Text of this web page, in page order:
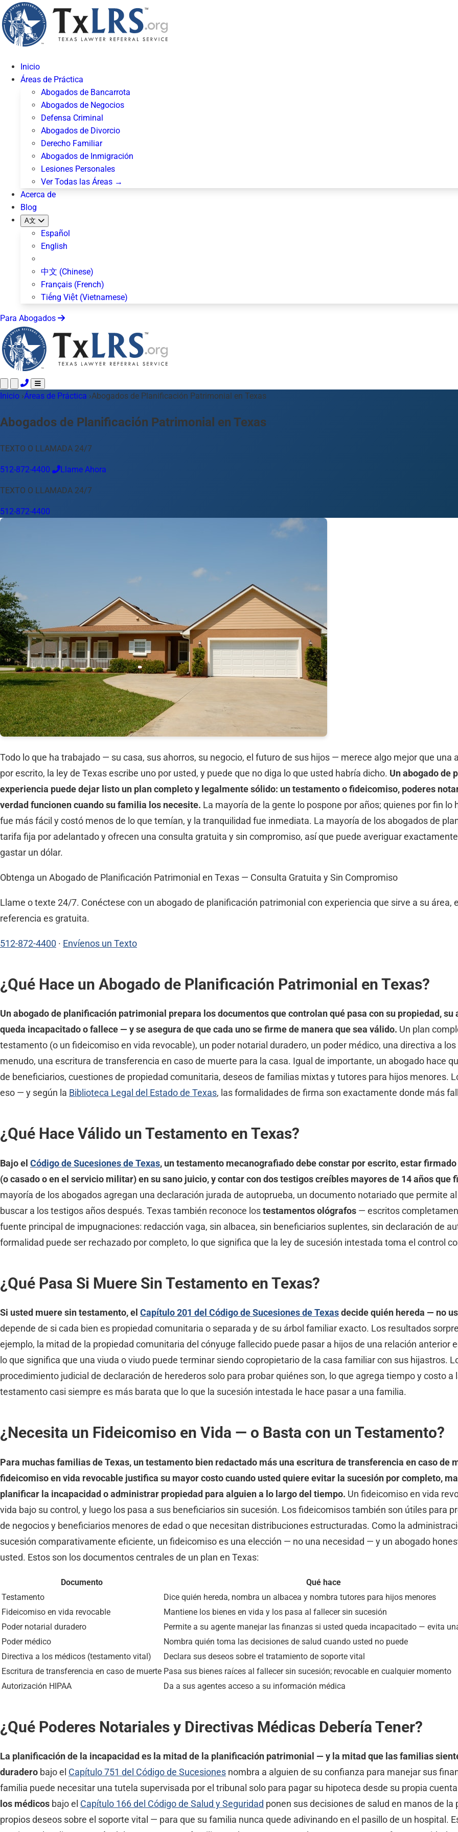
Inicio
Áreas de Práctica
Abogados de Bancarrota
Abogados de Negocios
Defensa Criminal
Abogados de Divorcio
Derecho Familiar
Abogados de Inmigración
Lesiones Personales
Ver Todas las Áreas →
Acerca de
Blog
A文
Español
English
中文 (Chinese)
Français (French)
Tiếng Việt (Vietnamese)
Para Abogados
Llame 24/7 · 512-872-4400 Envíe un Texto
Áreas de PrácticaMás de 50 temas
Acerca de Nosotros
Français
Su Ubicación
Dallas
Inicio ›Áreas de Práctica ›Abogados de Planificación Patrimonial en Texas
Abogados de Planificación Patrimonial en Texas
TEXTO O LLAMADA 24/7
512-872-4400 Llame Ahora
TEXTO O LLAMADA 24/7
512-872-4400
Todo lo que ha trabajado — su casa, sus ahorros, su negocio, el futuro de sus hijos — merece algo mejor que una
por escrito, la ley de Texas escribe uno por usted, y puede que no diga lo que usted habría dicho. Un abogado de
experiencia puede dejar listo un plan completo y legalmente sólido: un testamento o fideicomiso, poderes
verdad funcionen cuando su familia los necesite. La mayoría de la gente lo pospone por años; quienes por fin
fue más fácil y costó menos de lo que temían, y la tranquilidad fue inmediata. La mayoría de los abogados de
tarifa fija por adelantado y ofrecen una consulta gratuita y sin compromiso, así que puede averiguar
gastar un dólar.
Obtenga un Abogado de Planificación Patrimonial en Texas — Consulta Gratuita y Sin Compromiso
Llame o texte 24/7. Conéctese con un abogado de planificación patrimonial con experiencia que sirve a su área,
referencia es gratuita.
512-872-4400 · Envíenos un Texto
¿Qué Hace un Abogado de Planificación Patrimonial en Texas?
Un abogado de planificación patrimonial prepara los documentos que controlan qué pasa con su propiedad,
queda incapacitado o fallece — y se asegura de que cada uno se firme de manera que sea válido. Un plan
testamento (o un fideicomiso en vida revocable), un poder notarial duradero, un poder médico, una directiva a
menudo, una escritura de transferencia en caso de muerte para la casa. Igual de importante, un abogado hace
de beneficiarios, cuestiones de propiedad comunitaria, deseos de familias mixtas y tutores para hijos menores.
eso — y según la Biblioteca Legal del Estado de Texas, las formalidades de firma son exactamente donde más
¿Qué Hace Válido un Testamento en Texas?
Bajo el Código de Sucesiones de Texas, un testamento mecanografiado debe constar por escrito, estar
(o casado o en el servicio militar) en su sano juicio, y contar con dos testigos creíbles mayores de 14 años que
mayoría de los abogados agregan una declaración jurada de autoprueba, un documento notariado que permite
buscar a los testigos años después. Texas también reconoce lostestamentos ológrafos — escritos
fuente principal de impugnaciones: redacción vaga, sin albacea, sin beneficiarios suplentes, sin declaración de
formalidad puede ser rechazado por completo, lo que significa que la ley de sucesión intestada toma el control
¿Qué Pasa Si Muere Sin Testamento en Texas?
Si usted muere sin testamento, el Capítulo 201 del Código de Sucesiones de Texasdecide quién hereda — no
depende de si cada bien es propiedad comunitaria o separada y de su árbol familiar exacto. Los resultados
ejemplo, la mitad de la propiedad comunitaria del cónyuge fallecido puede pasar a hijos de una relación anterior
lo que significa que una viuda o viudo puede terminar siendo copropietario de la casa familiar con sus hijastros.
procedimiento judicial de declaración de herederos solo para probar quiénes son, lo que agrega tiempo y costo a
testamento casi siempre es más barata que lo que la sucesión intestada le hace pasar a una familia.
¿Necesita un Fideicomiso en Vida — o Basta con un Testamento?
Para muchas familias de Texas, un testamento bien redactado más una escritura de transferencia en caso de
fideicomiso en vida revocable justifica su mayor costo cuando usted quiere evitar la sucesión por completo,
planificar la incapacidad o administrar propiedad para alguien a lo largo del tiempo. Un fideicomiso en vida
vida bajo su control, y luego los pasa a sus beneficiarios sin sucesión. Los fideicomisos también son útiles para
de negocios y beneficiarios menores de edad o que necesitan distribuciones estructuradas. Como la
sucesión comparativamente eficiente, un fideicomiso es una elección — no una necesidad — y un abogado
usted. Estos son los documentos centrales de un plan en Texas:
Documento
Qué hace
Testamento
Dice quién hereda, nombra un albacea y nombra tutores para hijos menores
Fideicomiso en vida revocable
Mantiene los bienes en vida y los pasa al fallecer sin sucesión
Poder notarial duradero
Permite a su agente manejar las finanzas si usted queda incapacitado — evita
Poder médico
Nombra quién toma las decisiones de salud cuando usted no puede
Directiva a los médicos (testamento vital)
Declara sus deseos sobre el tratamiento de soporte vital
Escritura de transferencia en caso de muerte Pasa sus bienes raíces al fallecer sin sucesión; revocable en cualquier momento
Autorización HIPAA
Da a sus agentes acceso a su información médica
¿Qué Poderes Notariales y Directivas Médicas Debería Tener?
La planificación de la incapacidad es la mitad de la planificación patrimonial — y la mitad que las familias
duradero bajo el Capítulo 751 del Código de Sucesiones nombra a alguien de su confianza para manejar sus
familia puede necesitar una tutela supervisada por el tribunal solo para pagar su hipoteca desde su propia
los médicos bajo el Capítulo 166 del Código de Salud y Seguridad ponen sus decisiones de salud en manos de
propios deseos sobre el soporte vital — para que su familia nunca quede adivinando en el pasillo de un hospital.